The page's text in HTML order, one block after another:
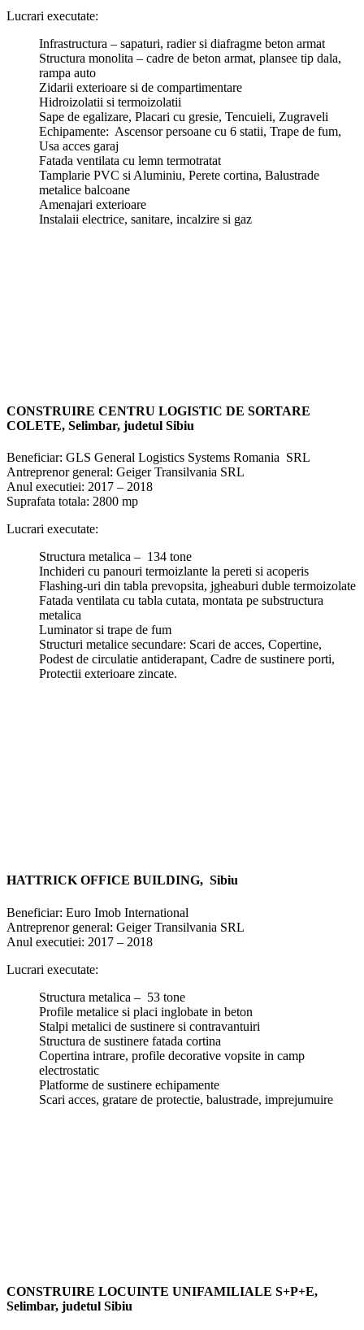
Lucrari executate:
Infrastructura – sapaturi, radier si diafragme beton armat
Structura monolita – cadre de beton armat, plansee tip dala,
rampa auto
Zidarii exterioare si de compartimentare
Hidroizolatii si termoizolatii
Sape de egalizare, Placari cu gresie, Tencuieli, Zugraveli
Echipamente: Ascensor persoane cu 6 statii, Trape de fum,
Usa acces garaj
Fatada ventilata cu lemn termotratat
Tamplarie PVC si Aluminiu, Perete cortina, Balustrade
metalice balcoane
Amenajari exterioare
Instalaii electrice, sanitare, incalzire si gaz
CONSTRUIRE CENTRU LOGISTIC DE SORTARE
COLETE, Selimbar, judetul Sibiu
Beneficiar: GLS General Logistics Systems Romania SRL
Antreprenor general: Geiger Transilvania SRL
Anul executiei: 2017 – 2018
Suprafata totala: 2800 mp
Lucrari executate:
Structura metalica – 134 tone
Inchideri cu panouri termoizlante la pereti si acoperis
Flashing-uri din tabla prevopsita, jgheaburi duble termoizolate
Fatada ventilata cu tabla cutata, montata pe substructura
metalica
Luminator si trape de fum
Structuri metalice secundare: Scari de acces, Copertine,
Podest de circulatie antiderapant, Cadre de sustinere porti,
Protectii exterioare zincate.
HATTRICK OFFICE BUILDING, Sibiu
Beneficiar: Euro Imob International
Antreprenor general: Geiger Transilvania SRL
Anul executiei: 2017 – 2018
Lucrari executate:
Structura metalica – 53 tone
Profile metalice si placi inglobate in beton
Stalpi metalici de sustinere si contravantuiri
Structura de sustinere fatada cortina
Copertina intrare, profile decorative vopsite in camp
electrostatic
Platforme de sustinere echipamente
Scari acces, gratare de protectie, balustrade, imprejumuire
CONSTRUIRE LOCUINTE UNIFAMILIALE S+P+E,
Selimbar, judetul Sibiu